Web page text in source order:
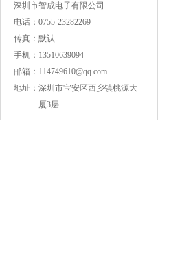
深圳市智成电子有限公司
电话： 0755-23282269
传真： 默认
手机： 13510639094
邮箱： 114749610@qq.com
地址： 深圳市宝安区西乡镇桃源大
厦3层